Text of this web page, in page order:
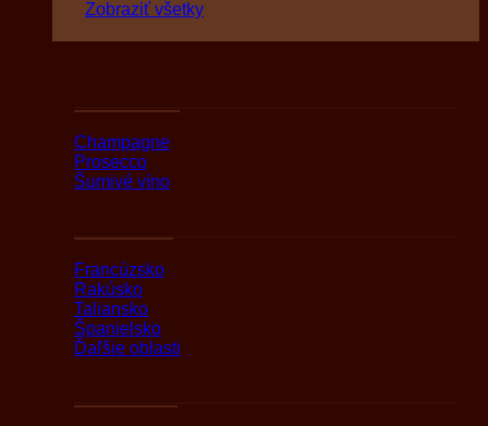
Zobraziť všetky
Champagne
Prosecco
Šumivé víno
Francúzsko
Rakúsko
Taliansko
Španielsko
Ďaľšie oblasti